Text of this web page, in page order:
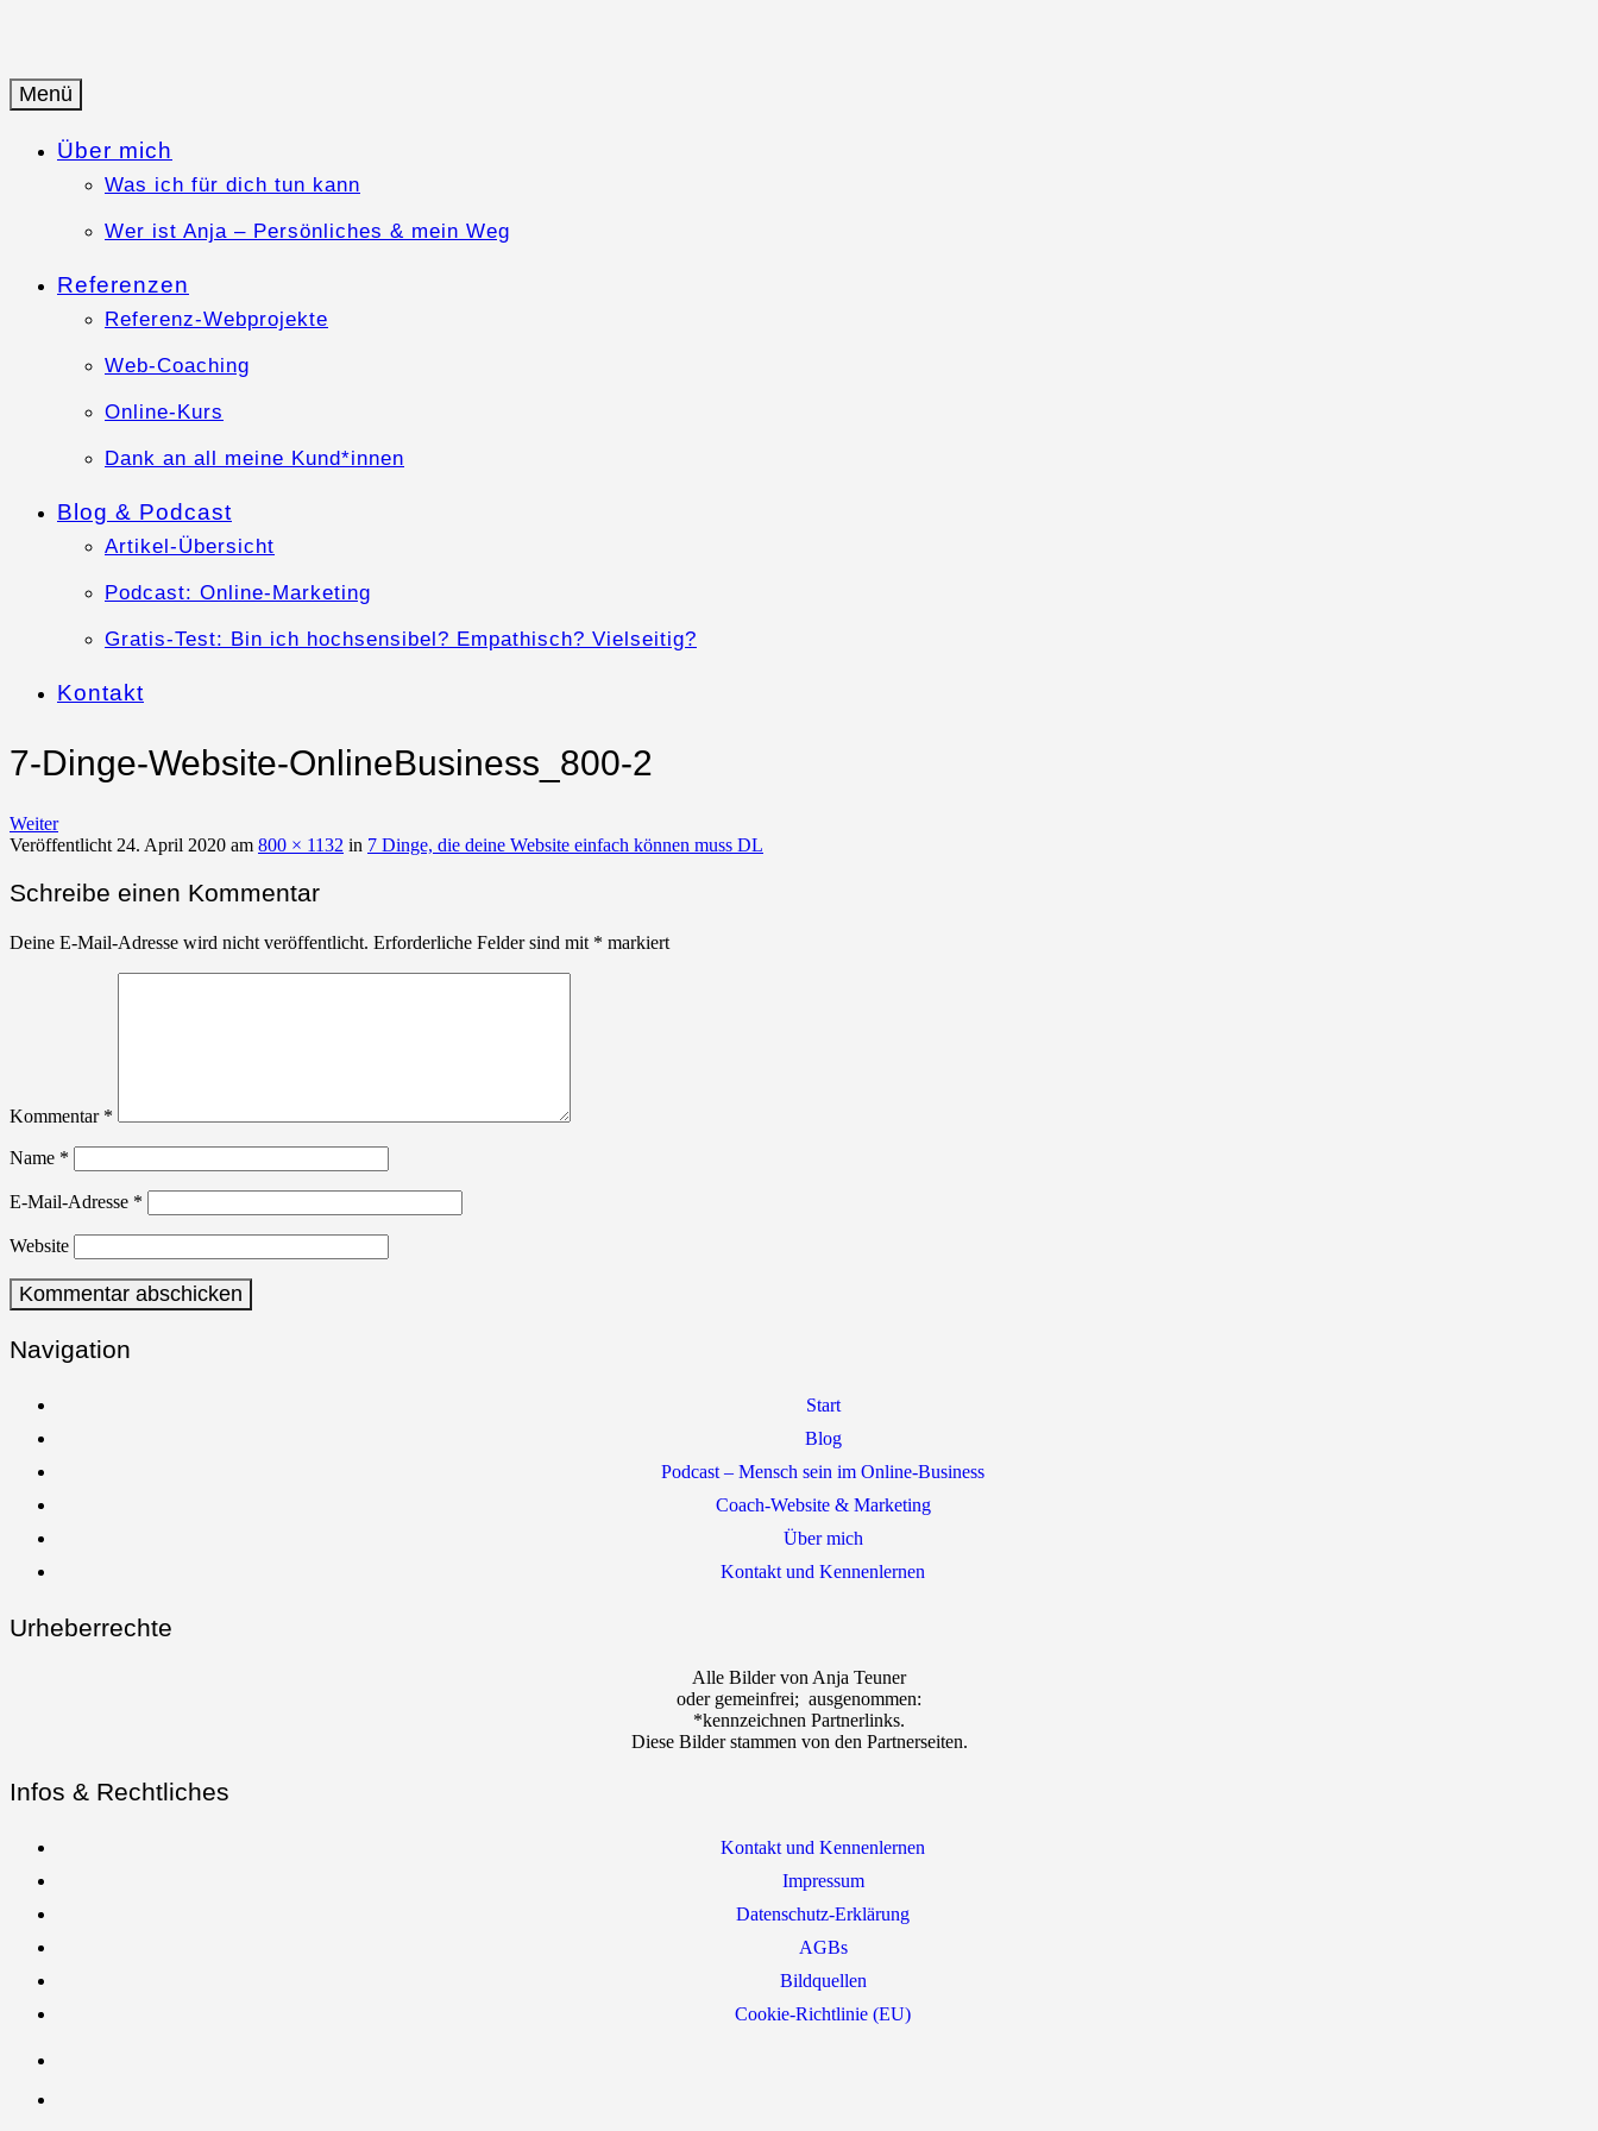
Anja-Teuner.de
Web-Business mit Herz
Menü
Über mich
Was ich für dich tun kann
Wer ist Anja – Persönliches & mein Weg
Referenzen
Referenz-Webprojekte
Web-Coaching
Online-Kurs
Dank an all meine Kund*innen
Blog & Podcast
Artikel-Übersicht
Podcast: Online-Marketing
Gratis-Test: Bin ich hochsensibel? Empathisch? Vielseitig?
Kontakt
7-Dinge-Website-OnlineBusiness_800-2
Weiter
Veröffentlicht 24. April 2020 am 800 × 1132 in 7 Dinge, die deine Website einfach können muss DL
Schreibe einen Kommentar
Deine E-Mail-Adresse wird nicht veröffentlicht. Erforderliche Felder sind mit * markiert
Kommentar *
Name *
E-Mail-Adresse *
Website
Navigation
Start
Blog
Podcast – Mensch sein im Online-Business
Coach-Website & Marketing
Über mich
Kontakt und Kennenlernen
Urheberrechte
Alle Bilder von Anja Teuner
oder gemeinfrei; ausgenommen:
*kennzeichnen Partnerlinks.
Diese Bilder stammen von den Partnerseiten.
Infos & Rechtliches
Kontakt und Kennenlernen
Impressum
Datenschutz-Erklärung
AGBs
Bildquellen
Cookie-Richtlinie (EU)